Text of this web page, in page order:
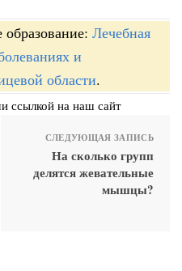
Лечебная
и
области.
ссылкой на наш сайт
СЛЕДУЮЩАЯ ЗАПИСЬ
На сколько групп
делятся жевательные
мышцы?